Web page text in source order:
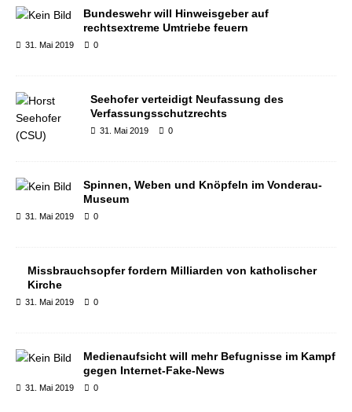
Bundeswehr will Hinweisgeber auf
rechtsextreme Umtriebe feuern
31. Mai 2019 0
Seehofer verteidigt Neufassung des
Verfassungsschutzrechts
31. Mai 2019 0
Spinnen, Weben und Knöpfeln im Vonderau-
Museum
31. Mai 2019 0
Missbrauchsopfer fordern Milliarden von katholischer
Kirche
31. Mai 2019 0
Medienaufsicht will mehr Befugnisse im Kampf
gegen Internet-Fake-News
31. Mai 2019 0